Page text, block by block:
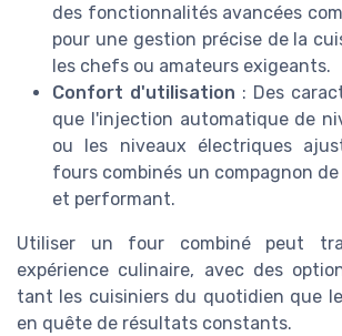
des fonctionnalités avancées
pour une gestion précise de la
les chefs ou amateurs exigeants.
Confort d'utilisation : Des
que l'injection automatique de
ou les niveaux électriques
fours combinés un compagnon
et performant.
Utiliser un four combiné peut
expérience culinaire, avec des
tant les cuisiniers du quotidien que
en quête de résultats constants.